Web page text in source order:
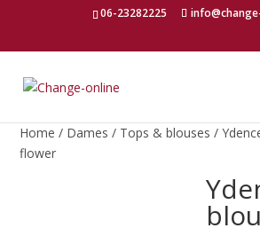
06-23282225
Home / Dames / Tops & blouses /
flower